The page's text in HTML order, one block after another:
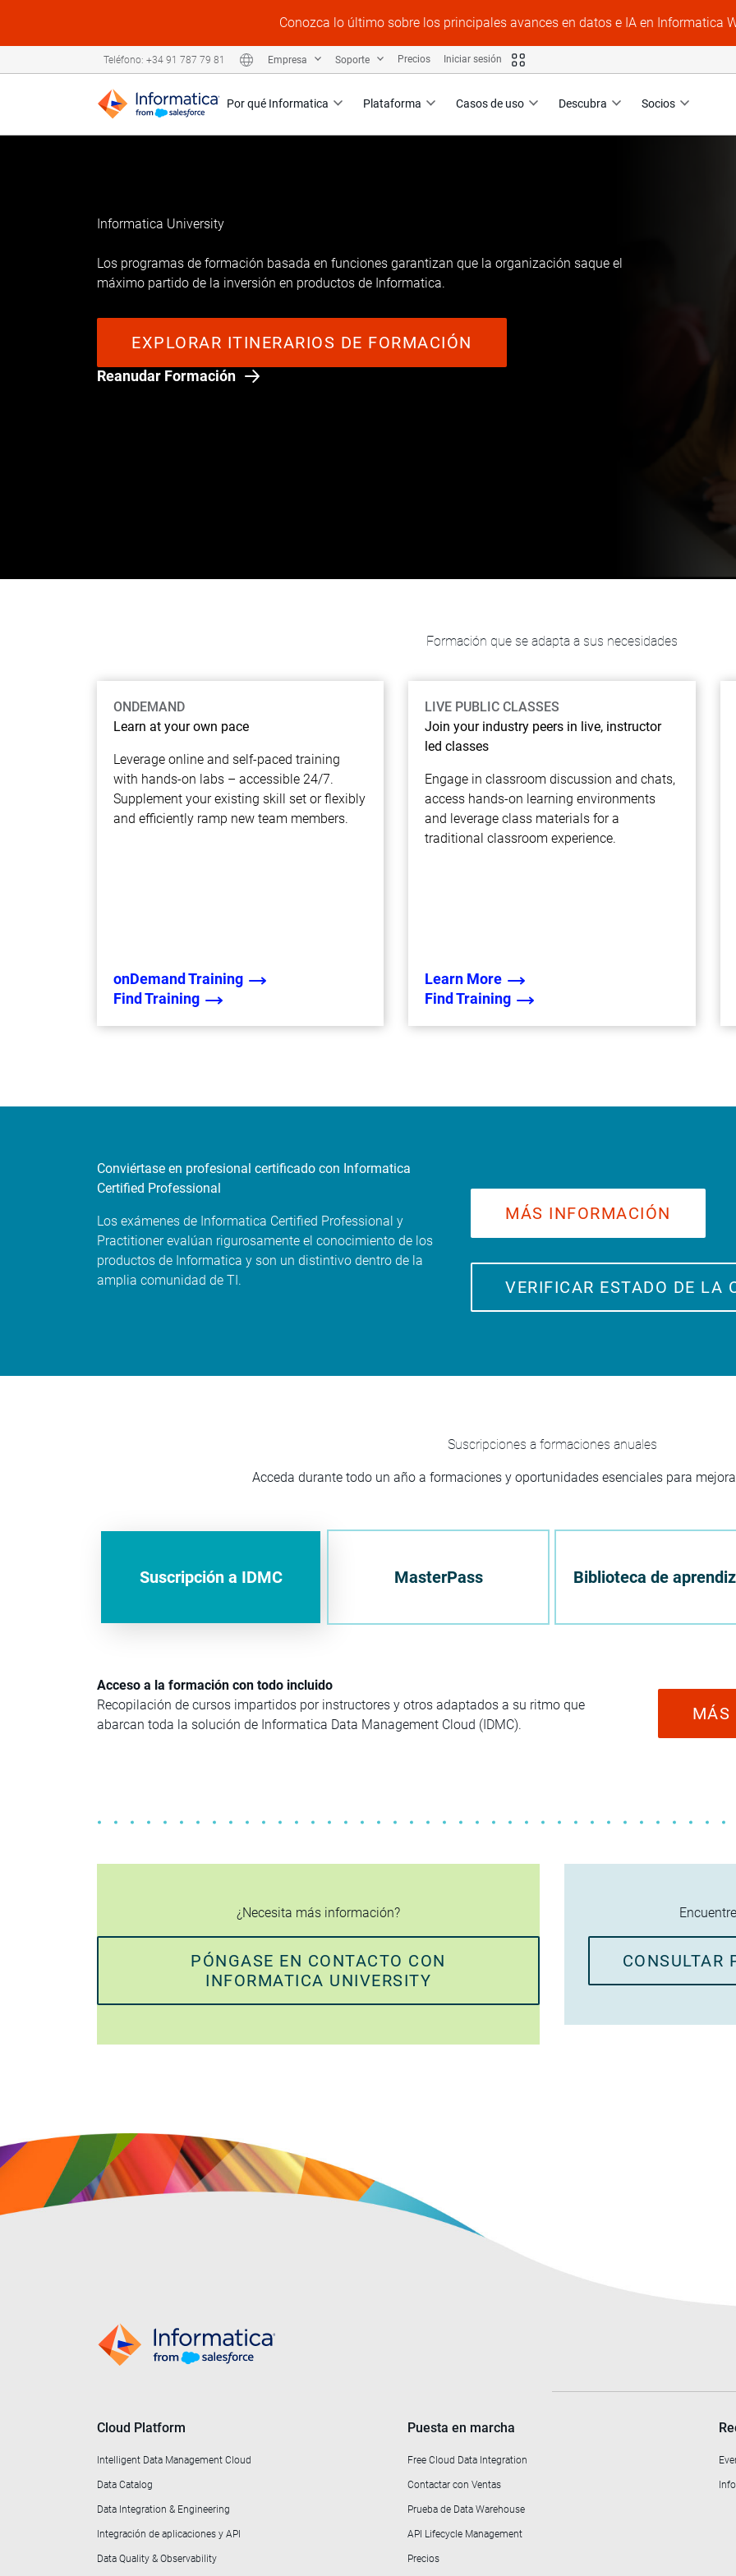
Conozca lo último sobre los principales avances en datos e IA en Informatica
Por qué Informatica Plataforma Casos de uso Descubra Socios
Teléfono: +34 91 787 79 81 Empresa Soporte Precios Iniciar sesión
Informatica University
Los programas de formación basada en funciones garantizan que la organización saque el
máximo partido de la inversión en productos de Informatica.
EXPLORAR ITINERARIOS DE FORMACIÓN
Reanudar Formación
Formación que se adapta a sus necesidades
ONDEMAND
Learn at your own pace
Leverage online and self-paced training
with hands-on labs – accessible 24/7.
Supplement your existing skill set or flexibly
and efficiently ramp new team members.
onDemand Training
Find Training
LIVE PUBLIC CLASSES
Join your industry peers in live, instructor
led classes
Engage in classroom discussion and chats,
access hands-on learning environments
and leverage class materials for a
traditional classroom experience.
Learn More
Find Training
Conviértase en profesional certificado con Informatica
Certified Professional
Los exámenes de Informatica Certified Professional y
Practitioner evalúan rigurosamente el conocimiento de los
productos de Informatica y son un distintivo dentro de la
amplia comunidad de TI.
MÁS INFORMACIÓN
VERIFICAR ESTADO DE LA
Suscripciones a formaciones anuales
Acceda durante todo un año a formaciones y oportunidades esenciales para
Suscripción a IDMC MasterPass Biblioteca de
Acceso a la formación con todo incluido
Recopilación de cursos impartidos por instructores y otros adaptados a su ritmo que
abarcan toda la solución de Informatica Data Management Cloud (IDMC).
MÁS
¿Necesita más información?
PÓNGASE EN CONTACTO CON
INFORMATICA UNIVERSITY
CONSULTAR
Cloud Platform
Intelligent Data Management Cloud
Data Catalog
Data Integration & Engineering
Integración de aplicaciones y API
Data Quality & Observability
Puesta en marcha
Free Cloud Data Integration
Contactar con Ventas
Prueba de Data Warehouse
API Lifecycle Management
Precios